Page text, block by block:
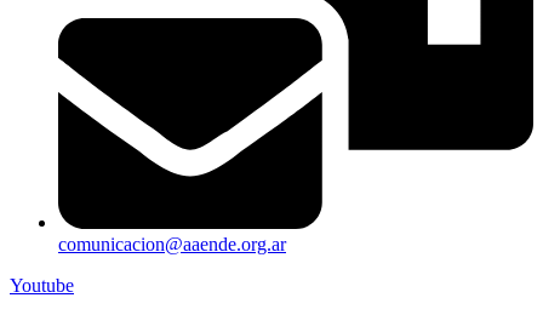
comunicacion@aaende.org.ar
Youtube